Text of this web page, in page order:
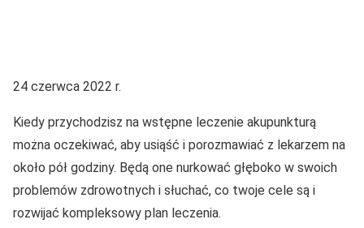
24 czerwca 2022 r.
Kiedy przychodzisz na wstępne leczenie akupunkturą
można oczekiwać, aby usiąść i porozmawiać z lekarzem na
około pół godziny. Będą one nurkować głęboko w swoich
problemów zdrowotnych i słuchać, co twoje cele są i
rozwijać kompleksowy plan leczenia.